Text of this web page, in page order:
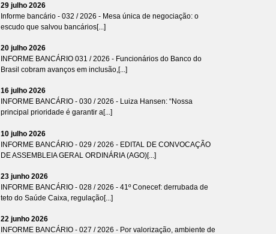
29 julho 2026
Informe bancário - 032 / 2026 - Mesa única de negociação: o
escudo que salvou bancários[...]
20 julho 2026
INFORME BANCÁRIO 031 / 2026 - Funcionários do Banco do
Brasil cobram avanços em inclusão,[...]
16 julho 2026
INFORME BANCÁRIO - 030 / 2026 - Luiza Hansen: “Nossa
principal prioridade é garantir a[...]
10 julho 2026
INFORME BANCÁRIO - 029 / 2026 - EDITAL DE CONVOCAÇÃO
DE ASSEMBLEIA GERAL ORDINÁRIA (AGO)[...]
23 junho 2026
INFORME BANCÁRIO - 028 / 2026 - 41º Conecef: derrubada de
teto do Saúde Caixa, regulação[...]
22 junho 2026
INFORME BANCÁRIO - 027 / 2026 - Por valorização, ambiente de